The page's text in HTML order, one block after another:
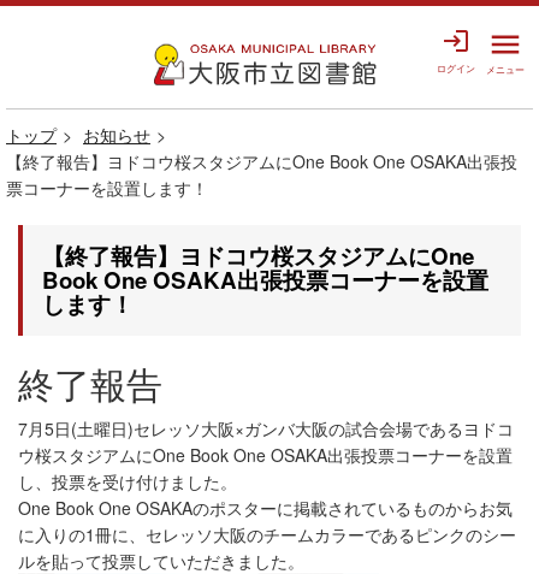
login
ログイン
menu
メニュー
トップ
お知らせ
【終了報告】ヨドコウ桜スタジアムにOne Book One OSAKA出張投
票コーナーを設置します！
【終了報告】ヨドコウ桜スタジアムにOne
Book One OSAKA出張投票コーナーを設置
します！
終了報告
7月5日(土曜日)セレッソ大阪×ガンバ大阪の試合会場であるヨドコ
ウ桜スタジアムにOne Book One OSAKA出張投票コーナーを設置
し、投票を受け付けました。
One Book One OSAKAのポスターに掲載されているものからお気
に入りの1冊に、セレッソ大阪のチームカラーであるピンクのシー
ルを貼って投票していただきました。